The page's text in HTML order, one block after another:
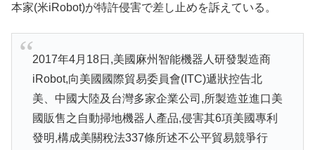
本家(米iRobot)が特許侵害で差し止めを訴えている。
2017年4月18日,美國麻州智能機器人研發製造商
iRobot,向美國國際貿易委員會(ITC)遞狀控告北
美、中國大陸及台灣多家企業公司,所製造並進口美
國販售之自動掃地機器人產品,侵害其6項美國專利
發明,構成美關稅法337條所述不公平貿易競爭行